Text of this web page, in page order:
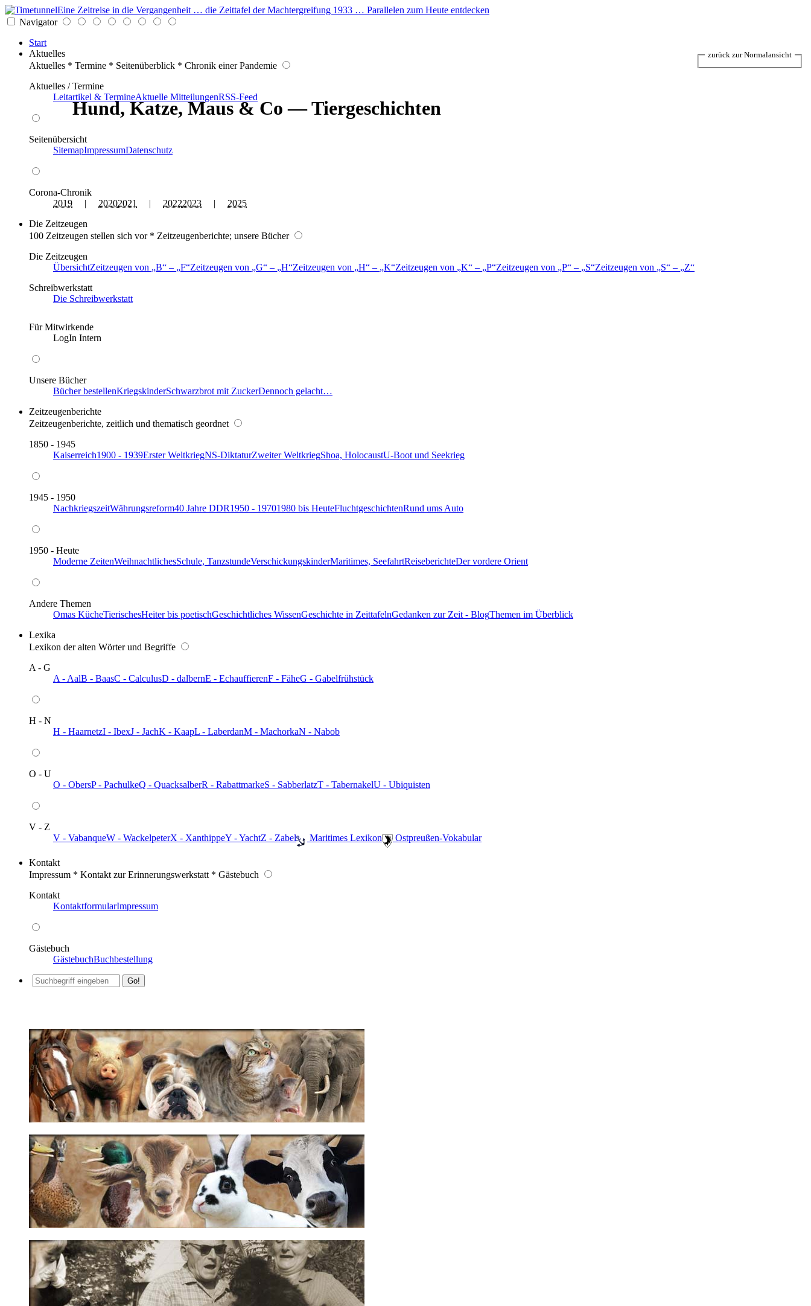
Eine Zeitreise in die Vergangenheit … die Zeittafel der Machtergreifung 1933 … Parallelen zum Heute entdecken
Navigator
Start
Aktuelles
Aktuelles * Termine * Seitenüberblick * Chronik einer Pandemie
Aktuelles / Termine
Leitartikel & TermineAktuelle MitteilungenRSS-Feed
Seitenübersicht
SitemapImpressumDatenschutz
Corona-Chronik
2019 | 20202021 | 20222023 | 2025
Die Zeitzeugen
100 Zeitzeugen stellen sich vor * Zeitzeugenberichte; unsere Bücher
Die Zeitzeugen
ÜbersichtZeitzeugen von B – F Zeitzeugen von G – H Zeitzeugen von H – K Zeitzeugen von K – P Zeitzeugen von P – S Zeitzeugen von S –
Z
Schreibwerkstatt
Die Schreibwerkstatt
Für Mitwirkende
LogIn Intern
Unsere Bücher
Bücher bestellenKriegskinderSchwarzbrot mit ZuckerDennoch gelacht…
Zeitzeugenberichte
Zeitzeugenberichte, zeitlich und thematisch geordnet
1850 - 1945
Kaiserreich1900 - 1939Erster WeltkriegNS-DiktaturZweiter WeltkriegShoa, HolocaustU-Boot und Seekrieg
1945 - 1950
NachkriegszeitWährungsreform40 Jahre DDR1950 - 19701980 bis HeuteFluchtgeschichtenRund ums Auto
1950 - Heute
Moderne ZeitenWeihnachtlichesSchule, TanzstundeVerschickungskinderMaritimes, SeefahrtReiseberichteDer vordere Orient
Andere Themen
Omas KücheTierischesHeiter bis poetischGeschichtliches WissenGeschichte in ZeittafelnGedanken zur Zeit - BlogThemen im Überblick
Lexika
Lexikon der alten Wörter und Begriffe
A - G
A - AalB - BaasC - CalculusD - dalbernE - EchauffierenF - FäheG - Gabelfrühstück
H - N
H - HaarnetzI - IbexJ - JachK - KaapL - LaberdanM - MachorkaN - Nabob
O - U
O - ObersP - PachulkeQ - QuacksalberR - RabattmarkeS - SabberlatzT - TabernakelU - Ubiquisten
V - Z
V - VabanqueW - WackelpeterX - XanthippeY - YachtZ - Zabel ️ Maritimes Lexikon ️ Ostpreußen-Vokabular
Kontakt
Impressum * Kontakt zur Erinnerungswerkstatt * Gästebuch
Kontakt
KontaktformularImpressum
Gästebuch
GästebuchBuchbestellung
Hund, Katze, Maus & Co — Tiergeschichten
zurück zur Normalansicht